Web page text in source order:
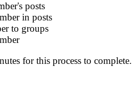
posts
in posts
to groups
for this process to complete.